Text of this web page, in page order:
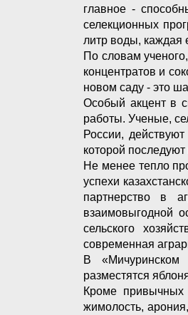
главное -
селекционных
литр воды, каждая
По словам
концентратов и
новом саду - это
Особый акцент в
работы. Ученые,
России,
которой
Не менее тепло
успехи
партнерство в
взаимовыгодной
сельского
современная
В «Мичуринском
разместятся
Кроме привычных
жимолость,